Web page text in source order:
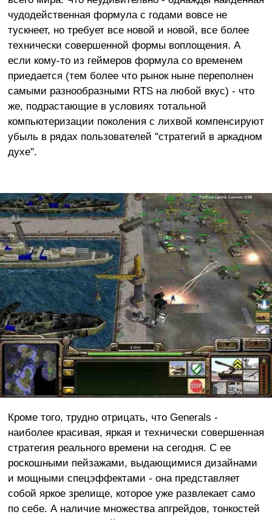
чудодейственная формула с годами вовсе не
тускнеет, но требует все новой и новой, все более
технически совершенной формы воплощения. А
если кому-то из геймеров формула со временем
приедается (тем более что рынок ныне переполнен
самыми разнообразными RTS на любой вкус) - что
же, подрастающие в условиях тотальной
компьютеризации поколения с лихвой компенсируют
убыль в рядах пользователей "стратегий в аркадном
духе".
Кроме того, трудно отрицать, что Generals -
наиболее красивая, яркая и технически совершенная
стратегия реального времени на сегодня. С ее
роскошными пейзажами, выдающимися дизайнами
и мощными спецэффектами - она представляет
собой яркое зрелище, которое уже развлекает само
по себе. А наличие множества апгрейдов, тонкостей